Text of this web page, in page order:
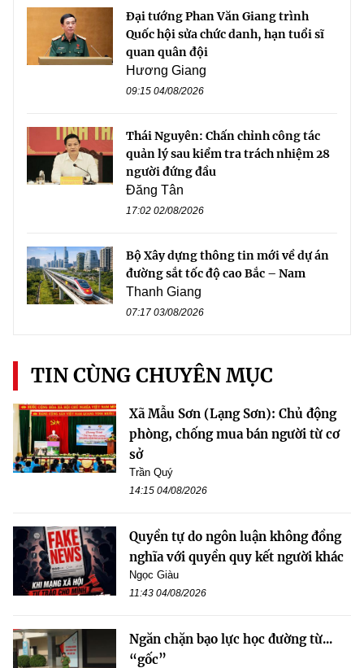
Đại tướng Phan Văn Giang trình
Quốc hội sửa chức danh, hạn tuổi sĩ
quan quân đội
Hương Giang
09:15 04/08/2026
Thái Nguyên: Chấn chỉnh công tác
quản lý sau kiểm tra trách nhiệm 28
người đứng đầu
Đăng Tân
17:02 02/08/2026
Bộ Xây dựng thông tin mới về dự án
đường sắt tốc độ cao Bắc – Nam
Thanh Giang
07:17 03/08/2026
TIN CÙNG CHUYÊN MỤC
Xã Mẫu Sơn (Lạng Sơn): Chủ động
phòng, chống mua bán người từ cơ
sở
Trần Quý
14:15 04/08/2026
Quyền tự do ngôn luận không đồng
nghĩa với quyền quy kết người khác
Ngọc Giàu
11:43 04/08/2026
Ngăn chặn bạo lực học đường từ...
“gốc”